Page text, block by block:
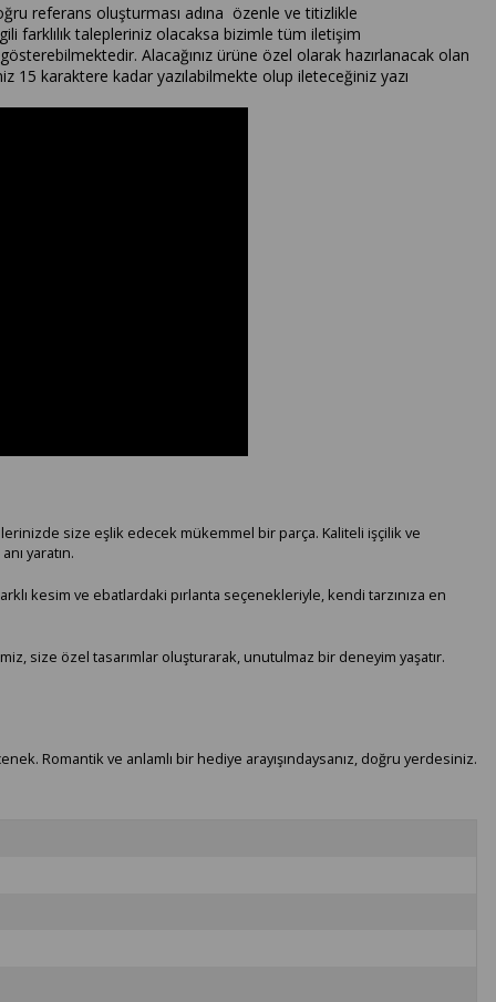
referans oluşturması adına özenle ve titizlikle
farklılık talepleriniz olacaksa bizimle tüm iletişim
Alacağınız ürüne özel olarak hazırlanacak olan
15 karaktere kadar yazılabilmekte olup ileteceğiniz yazı
size eşlik edecek mükemmel bir parça. Kaliteli işçilik ve
yaratın.
kesim ve ebatlardaki pırlanta seçenekleriyle, kendi tarzınıza en
size özel tasarımlar oluşturarak, unutulmaz bir deneyim yaşatır.
Romantik ve anlamlı bir hediye arayışındaysanız, doğru yerdesiniz.